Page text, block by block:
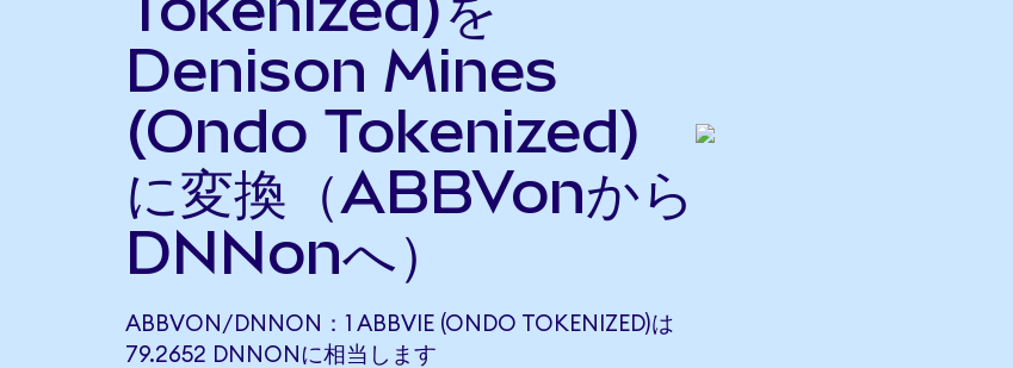
Denison Mines
(Ondo Tokenized)
に変換（ABBVonから
DNNonへ）
ABBVON/DNNON：1 ABBVIE (ONDO TOKENIZED)は
79.2652 DNNONに相当します